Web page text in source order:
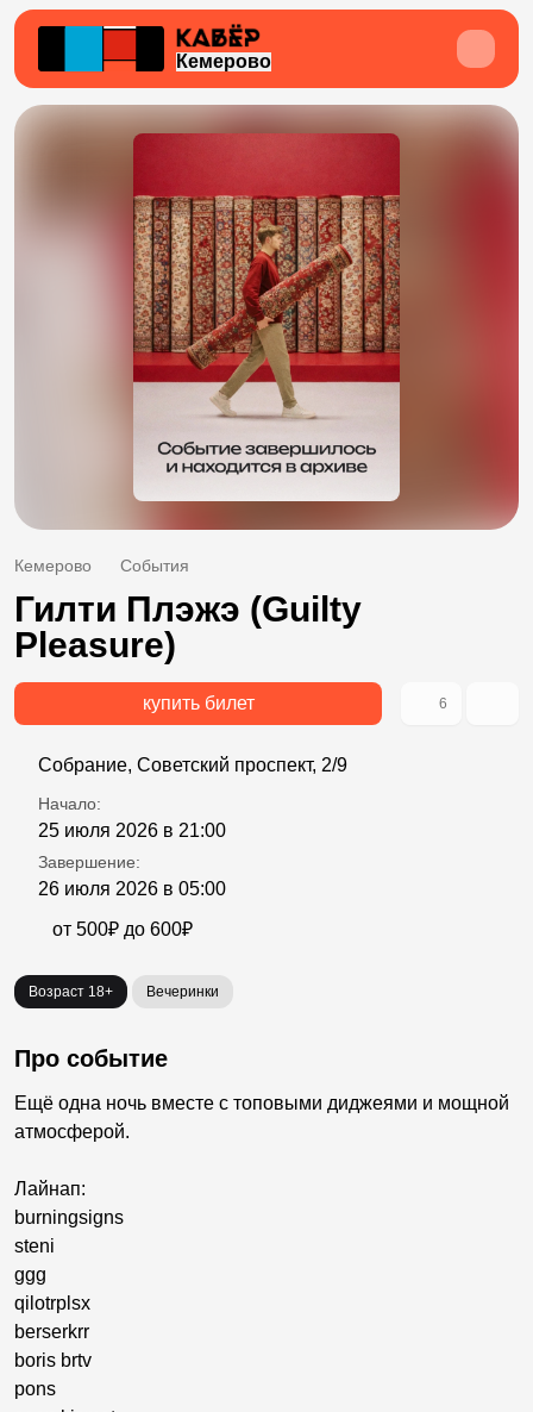
Кемерово
Кемерово События
Гилти Плэжэ (Guilty
Pleasure)
купить билет 6
Собрание, Советский проспект, 2/9
Начало:
25 июля 2026 в 21:00
Завершение:
26 июля 2026 в 05:00
от 500₽ до 600₽
Возраст 18+ Вечеринки
Про событие
Ещё одна ночь вместе с топовыми диджеями и мощной
атмосферой.
Лайнап:
burningsigns
steni
ggg
qilotrplsx
berserkrr
boris brtv
pons